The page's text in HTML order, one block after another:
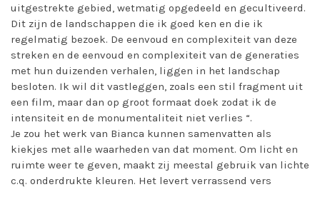
uitgestrekte gebied, wetmatig opgedeeld en gecultiveerd.
Dit zijn de landschappen die ik goed ken en die ik
regelmatig bezoek. De eenvoud en complexiteit van deze
streken en de eenvoud en complexiteit van de generaties
met hun duizenden verhalen, liggen in het landschap
besloten. Ik wil dit vastleggen, zoals een stil fragment uit
een film, maar dan op groot formaat doek zodat ik de
intensiteit en de monumentaliteit niet verlies “.
Je zou het werk van Bianca kunnen samenvatten als
kiekjes met alle waarheden van dat moment. Om licht en
ruimte weer te geven, maakt zij meestal gebruik van lichte
c.q. onderdrukte kleuren. Het levert verrassend vers